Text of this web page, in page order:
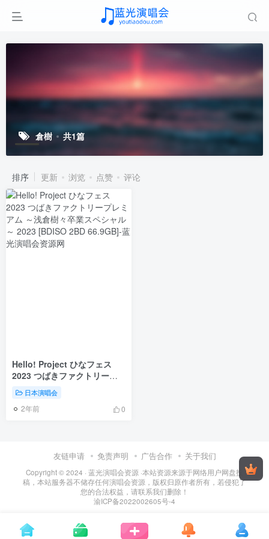
倉樹 共1篇
排序 更新 浏览 点赞 评论
Hello! Project ひなフェス
2023 つばきファクトリープ
レミアム ～浅倉樹々卒業スペ
シャル～ 2023 [BDISO 2BD
66.9GB]
日本演唱会
2年前 0
友链申请 免责声明 广告合作 关于我们
Copyright © 2024 · 蓝光演唱会资源 ·本站资源来源于网络用户网盘投
稿，本站服务器不储存任何演唱会资源，版权归原作者所有，若侵犯了
您的合法权益，请联系我们删除！
渝ICP备2022002605号-4